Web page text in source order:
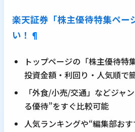
楽天証券「株主優待特集ペー
い！ ¶
トップページの「株主優待特
投資金額・利回り・人気順で
「外食/小売/交通」などジャ
る優待”をすぐ比較可能
人気ランキングや“編集部お